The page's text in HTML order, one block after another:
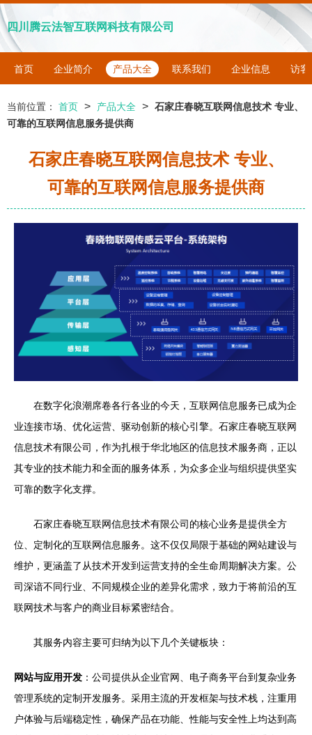
四川腾云法智互联网科技有限公司
首页 企业简介 产品大全 联系我们 企业信息 访客
当前位置： 首页 > 产品大全 > 石家庄春晓互联网信息技术 专业、
可靠的互联网信息服务提供商
石家庄春晓互联网信息技术 专业、
可靠的互联网信息服务提供商
在数字化浪潮席卷各行各业的今天，互联网信息服务已成为企
业连接市场、优化运营、驱动创新的核心引擎。石家庄春晓互联网
信息技术有限公司，作为扎根于华北地区的信息技术服务商，正以
其专业的技术能力和全面的服务体系，为众多企业与组织提供坚实
可靠的数字化支撑。
石家庄春晓互联网信息技术有限公司的核心业务是提供全方
位、定制化的互联网信息服务。这不仅仅局限于基础的网站建设与
维护，更涵盖了从技术开发到运营支持的全生命周期解决方案。公
司深谙不同行业、不同规模企业的差异化需求，致力于将前沿的互
联网技术与客户的商业目标紧密结合。
其服务内容主要可归纳为以下几个关键板块：
网站与应用开发 ：公司提供从企业官网、电子商务平台到复杂业务
管理系统的定制开发服务。采用主流的开发框架与技术栈，注重用
户体验与后端稳定性，确保产品在功能、性能与安全性上均达到高